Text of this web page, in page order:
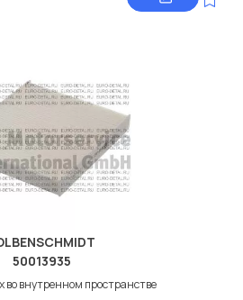
50013935
во внутренном пространстве